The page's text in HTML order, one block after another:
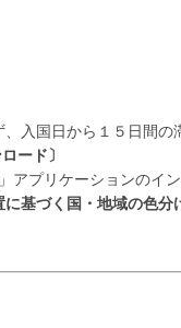
入国日から１５日間の
ード〕
プリケーションのイ
に基づく国・地域の色分